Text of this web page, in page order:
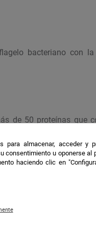
bacteriano con
de 50 proteínas que
bacteria
de la célula
unos padres que
museos cuando
para almacenar, acceder y
consentimiento u oponerse al
haciendo clic en